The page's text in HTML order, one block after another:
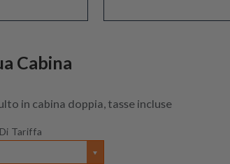
Cabina
in cabina doppia, tasse incluse
Tariffa